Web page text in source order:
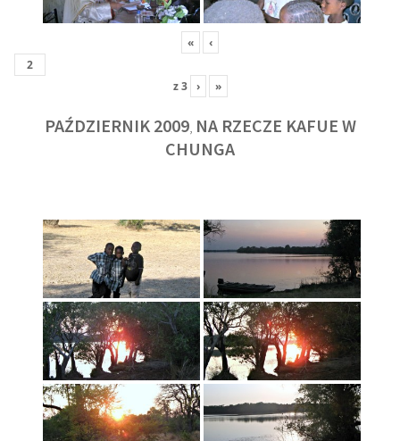
« ‹
z3 › »
PAŹDZIERNIK 2009, NA RZECZE KAFUE W
CHUNGA